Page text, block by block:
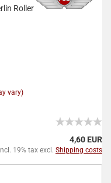
Roller
vary)
4,60 EUR
19% tax excl. Shipping costs